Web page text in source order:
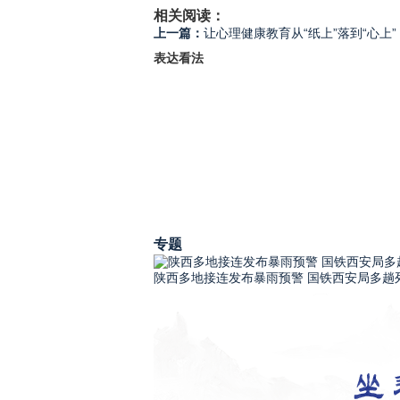
相关阅读：
上一篇： 让心理健康教育从“纸上”落到“心上”
表达看法
专题
陕西多地接连发布暴雨预警 国铁西安局多趟